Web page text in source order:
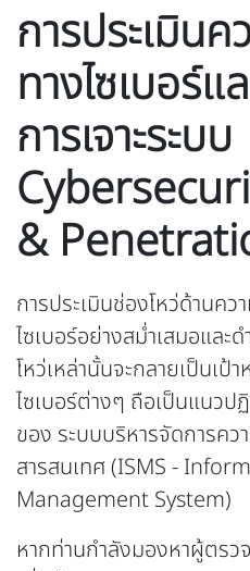
การประเมิน
ทางไซเบอร์
การเจาะระบบ
&
การประเมินช่องโหว่ด้านค
ไซเบอร์อย่างสม่ำเสมอและ
โหว่เหล่านั้นจะกลายเป็นเ
ไซเบอร์ต่างๆ ถือเป็นแนว
ของ ระบบบริหารจัดการค
สารสนเทศ (ISMS -
Management System)
หากท่านกำลังมองหาผู้ตรว